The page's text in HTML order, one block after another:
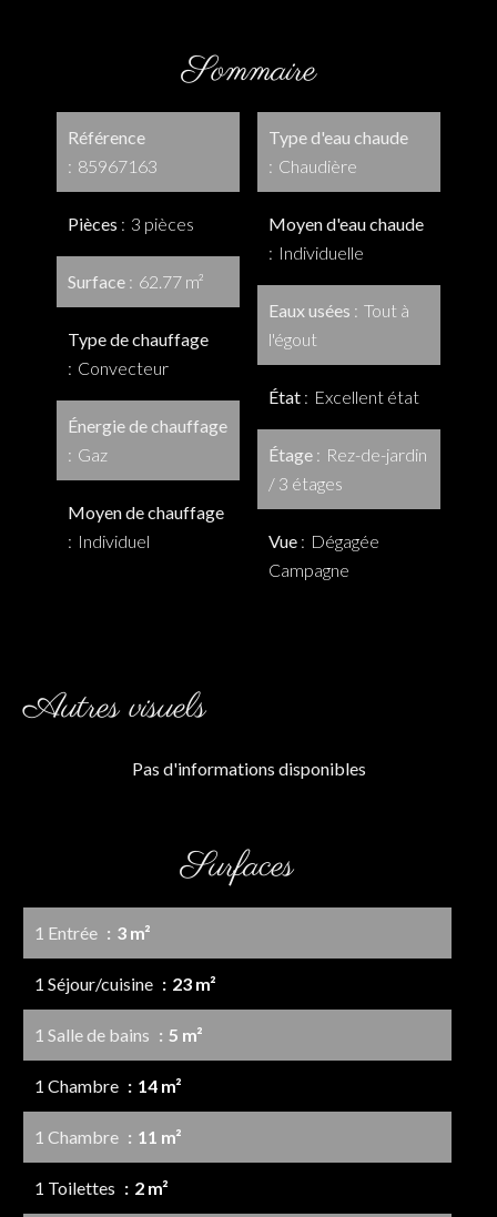
Sommaire
Référence
85967163
Pièces 3 pièces
Surface 62.77 m²
Type de chauffage
Convecteur
Énergie de chauffage
Gaz
Moyen de chauffage
Individuel
Type d'eau chaude
Chaudière
Moyen d'eau chaude
Individuelle
Eaux usées
Tout à
l'égout
État Excellent état
Étage
Rez-de-jardin
/ 3 étages
Vue
Dégagée
Campagne
Autres visuels
Pas d'informations disponibles
Surfaces
1 Entrée 3 m²
1 Séjour/cuisine 23 m²
1 Salle de bains 5 m²
1 Chambre 14 m²
1 Chambre 11 m²
1 Toilettes 2 m²